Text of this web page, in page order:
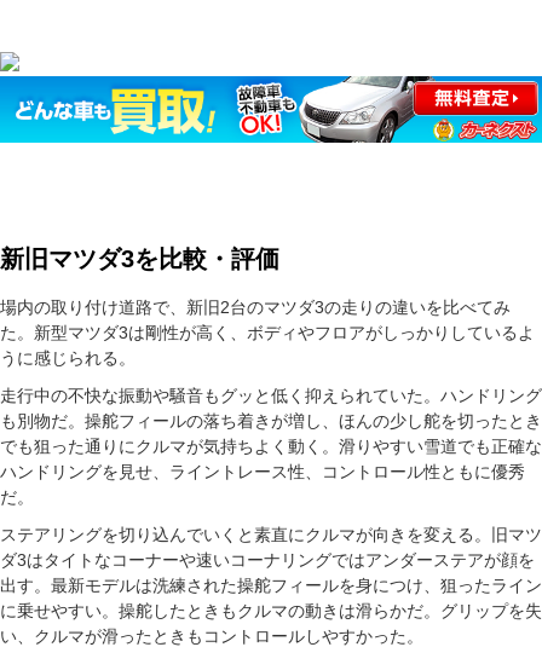
新旧マツダ3を比較・評価
場内の取り付け道路で、新旧2台のマツダ3の走りの違いを比べてみ
た。新型マツダ3は剛性が高く、ボディやフロアがしっかりしているよ
うに感じられる。
走行中の不快な振動や騒音もグッと低く抑えられていた。ハンドリング
も別物だ。操舵フィールの落ち着きが増し、ほんの少し舵を切ったとき
でも狙った通りにクルマが気持ちよく動く。滑りやすい雪道でも正確な
ハンドリングを見せ、ライントレース性、コントロール性ともに優秀
だ。
ステアリングを切り込んでいくと素直にクルマが向きを変える。旧マツ
ダ3はタイトなコーナーや速いコーナリングではアンダーステアが顔を
出す。最新モデルは洗練された操舵フィールを身につけ、狙ったライン
に乗せやすい。操舵したときもクルマの動きは滑らかだ。グリップを失
い、クルマが滑ったときもコントロールしやすかった。